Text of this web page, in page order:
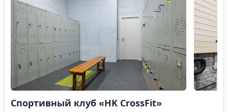
Спортивный клуб «HK CrossFit»